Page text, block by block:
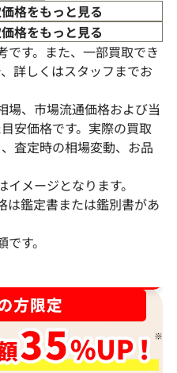
ンド リン
Pt･Pm900 イン
格をもっと見る
格をもっと見る
です。また、一部買取でき
詳しくはスタッフまでお
場、市場流通価格および当
安価格です。実際の買取
査定時の相場変動、お品
メージとなります。
は鑑定書または鑑別書があ
す。